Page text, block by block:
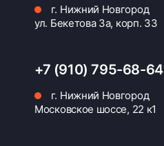
г. Нижний Новгород
ул. Бекетова 3а, корп. 33
+7 (910) 795-68-64
г. Нижний Новгород
Московское шоссе, 22 к1